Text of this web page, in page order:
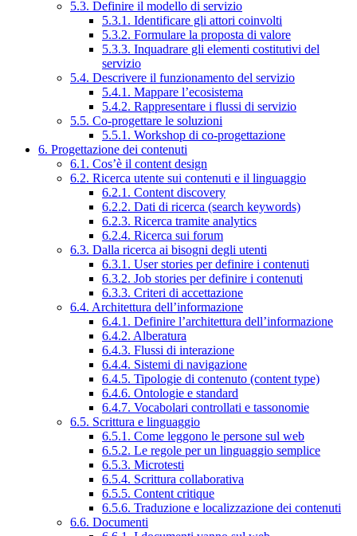
5.3. Definire il modello di servizio
5.3.1. Identificare gli attori coinvolti
5.3.2. Formulare la proposta di valore
5.3.3. Inquadrare gli elementi costitutivi del
servizio
5.4. Descrivere il funzionamento del servizio
5.4.1. Mappare l’ecosistema
5.4.2. Rappresentare i flussi di servizio
5.5. Co-progettare le soluzioni
5.5.1. Workshop di co-progettazione
6. Progettazione dei contenuti
6.1. Cos’è il content design
6.2. Ricerca utente sui contenuti e il linguaggio
6.2.1. Content discovery
6.2.2. Dati di ricerca (search keywords)
6.2.3. Ricerca tramite analytics
6.2.4. Ricerca sui forum
6.3. Dalla ricerca ai bisogni degli utenti
6.3.1. User stories per definire i contenuti
6.3.2. Job stories per definire i contenuti
6.3.3. Criteri di accettazione
6.4. Architettura dell’informazione
6.4.1. Definire l’architettura dell’informazione
6.4.2. Alberatura
6.4.3. Flussi di interazione
6.4.4. Sistemi di navigazione
6.4.5. Tipologie di contenuto (content type)
6.4.6. Ontologie e standard
6.4.7. Vocabolari controllati e tassonomie
6.5. Scrittura e linguaggio
6.5.1. Come leggono le persone sul web
6.5.2. Le regole per un linguaggio semplice
6.5.3. Microtesti
6.5.4. Scrittura collaborativa
6.5.5. Content critique
6.5.6. Traduzione e localizzazione dei contenuti
6.6. Documenti